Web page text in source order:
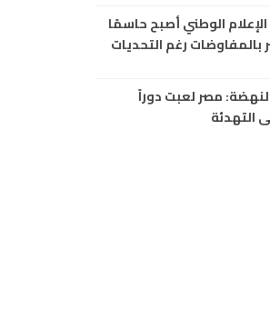
الوطني أصبح حاسمًا
رغم التحديات
مصر لعبت دوراً
التهدئة